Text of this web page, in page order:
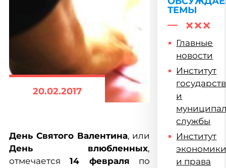
20.02.2017
День Святого Валентина, или
День влюбленных,
отмечается14 февраля по
ТЕМЫ
Главные
новости
Институт
и
службы
Институт
и права